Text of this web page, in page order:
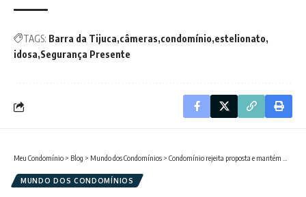
TAGS: Barra da Tijuca câmeras condomínio estelionato
idosa Segurança Presente
Meu Condomínio > Blog > Mundo dos Condomínios > Condomínio rejeita proposta e mantém multa a Emerson Sheik por “festas intermináveis”
MUNDO DOS CONDOMÍNIOS